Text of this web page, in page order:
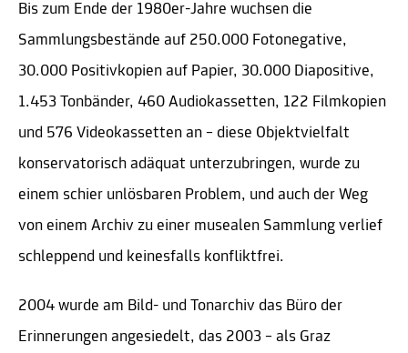
Bis zum Ende der 1980er-Jahre wuchsen die
Sammlungsbestände auf 250.000 Fotonegative,
30.000 Positivkopien auf Papier, 30.000 Diapositive,
1.453 Tonbänder, 460 Audiokassetten, 122 Filmkopien
und 576 Videokassetten an – diese Objektvielfalt
konservatorisch adäquat unterzubringen, wurde zu
einem schier unlösbaren Problem, und auch der Weg
von einem Archiv zu einer musealen Sammlung verlief
schleppend und keinesfalls konfliktfrei.
2004 wurde am Bild- und Tonarchiv das Büro der
Erinnerungen angesiedelt, das 2003 – als Graz